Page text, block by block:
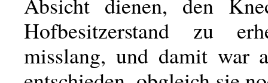
Hofbesitzerstand zu
misslang, und damit war